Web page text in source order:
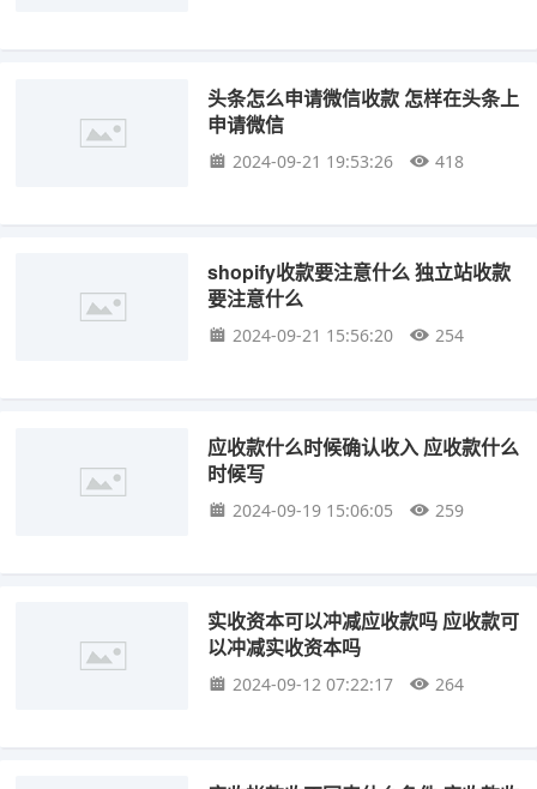
头条怎么申请微信收款 怎样在头条上
申请微信
2024-09-21 19:53:26 418
shopify收款要注意什么 独立站收款
要注意什么
2024-09-21 15:56:20 254
应收款什么时候确认收入 应收款什么
时候写
2024-09-19 15:06:05 259
实收资本可以冲减应收款吗 应收款可
以冲减实收资本吗
2024-09-12 07:22:17 264